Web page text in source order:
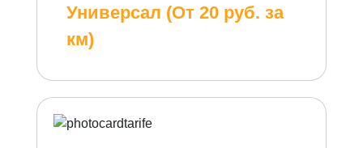
Универсал (От 20 руб. за
км)